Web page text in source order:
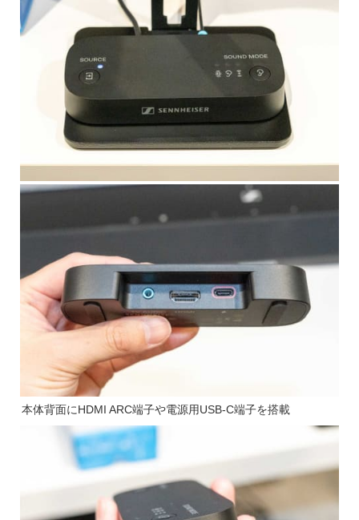
本体背面にHDMI ARC端子や電源用USB-C端子を搭載